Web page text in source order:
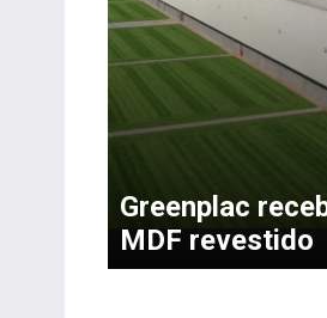
Greenplac
MDF revestido